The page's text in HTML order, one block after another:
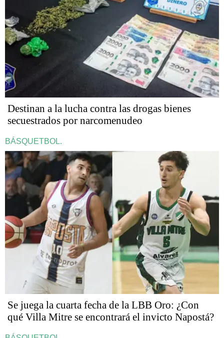
Destinan a la lucha contra las drogas bienes
secuestrados por narcomenudeo
BÁSQUETBOL.
Se juega la cuarta fecha de la LBB Oro: ¿Con
qué Villa Mitre se encontrará el invicto Napostá?